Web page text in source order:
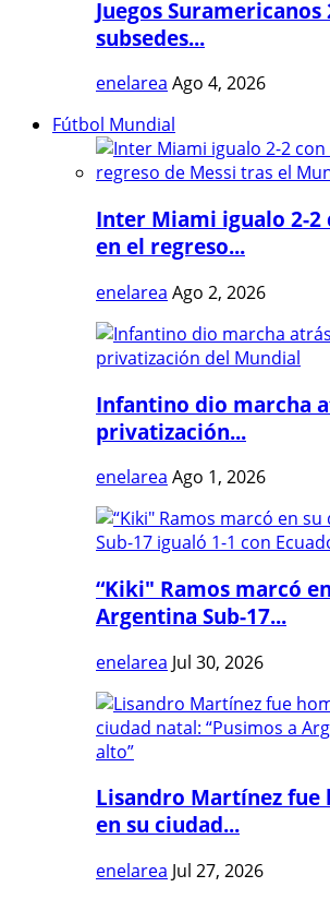
Juegos Suramericanos
subsedes...
enelarea Ago 4, 2026
Fútbol Mundial
Inter Miami igualo 2-2
en el regreso...
enelarea Ago 2, 2026
Infantino dio marcha
privatización...
enelarea Ago 1, 2026
“Kiki" Ramos marcó
Argentina Sub-17...
enelarea Jul 30, 2026
Lisandro Martínez fue
en su ciudad...
enelarea Jul 27, 2026